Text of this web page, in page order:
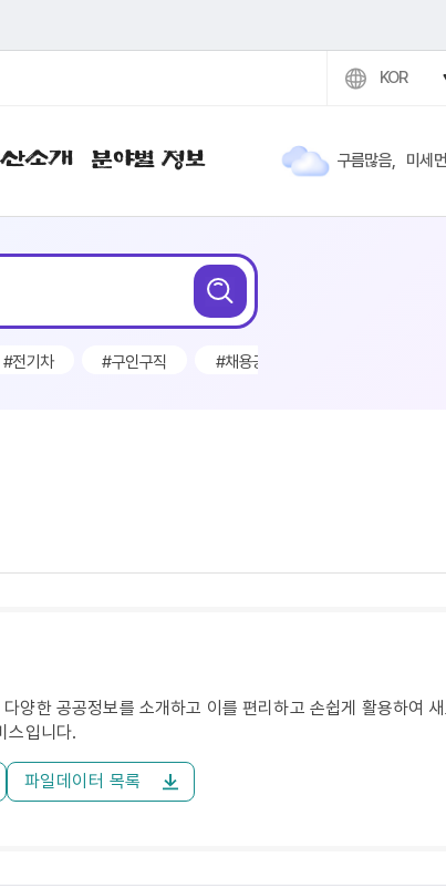
KOR
구름많음, 미세
소개 분야별 정보
검색
가요?
검색
#전기차 #구인구직 #채용공고
양한 공공정보를 소개하고 이를 편리하고 손쉽게 활용하여
스입니다.
파일데이터 목록